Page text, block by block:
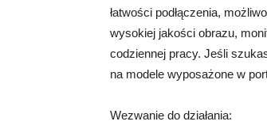
łatwości podłączenia,
wysokiej jakości obrazu,
codziennej pracy. Jeśli
na modele wyposażone w
Wezwanie do działania: